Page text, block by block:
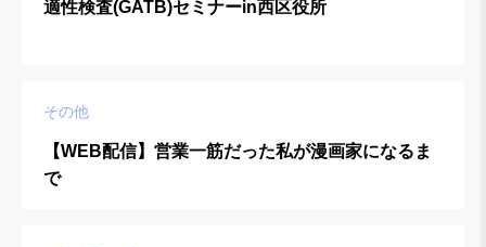
適性検査(GATB)セミナーin西区役所
その他
【WEB配信】営業一筋だった私が漫画家になるま
で